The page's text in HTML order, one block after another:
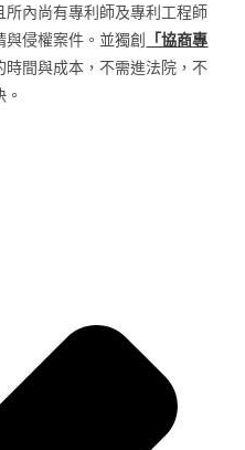
內尚有專利師及專利工程師
侵權案件。並獨創 「協商專
時間與成本，不需進法院，不